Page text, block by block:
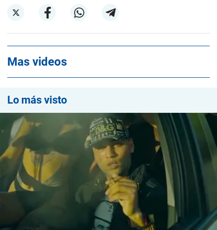
Mas videos
Lo más visto